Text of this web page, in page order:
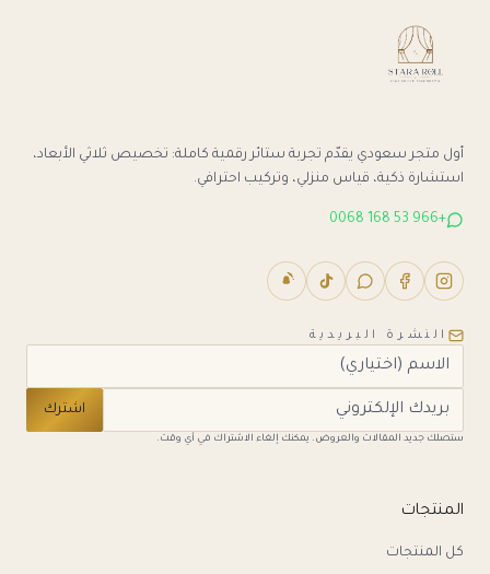
أول متجر سعودي يقدّم تجربة ستائر رقمية كاملة: تخصيص ثلاثي الأبعاد،
استشارة ذكية، قياس منزلي، وتركيب احترافي.
+966 53 168 0068
النشرة البريدية
اشترك
ستصلك جديد المقالات والعروض. يمكنك إلغاء الاشتراك في أي وقت.
المنتجات
كل المنتجات